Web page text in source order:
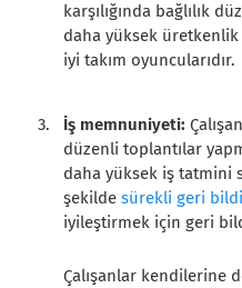
karşılığında bağlılık
daha yüksek
iyi takım oyuncularıdır.
İş memnuniyeti:
düzenli toplantılar
daha yüksek iş tatmini
şekildesürekli geri
iyileştirmek için geri
Çalışanlar kendilerine